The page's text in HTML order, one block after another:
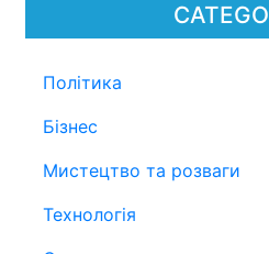
Політика
Бізнес
Мистецтво та розваги
Технологія